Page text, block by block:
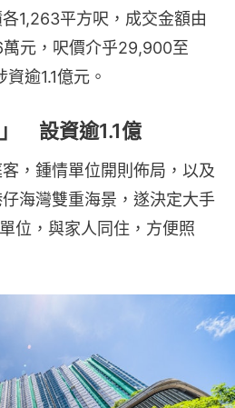
1,263平方呎，成交金額由
元，呎價介乎29,900至
逾1.1億元。
設資逾1.1億
，鍾情單位開則佈局，以及
海灣雙重海景，遂決定大手
位，與家人同住，方便照